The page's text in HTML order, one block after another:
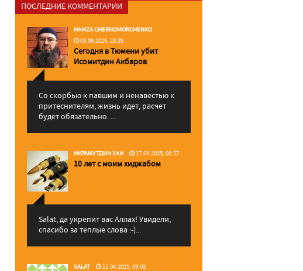
ПОСЛЕДНИЕ КОММЕНТАРИИ
HAMZA CHERNOMORCHENKO
03.06.2026, 23:29
Сегодня в Тюмени убит
Исомитдин Акбаров
Со скорбью к павшим и ненавестью к
притеснителям, жизнь идет, расчет
будет обязательно. ...
ИКРАМУТДИН ХАН 17.04.2025, 00:27
10 лет с моим хиджабом
Salat, да укрепит вас Аллаx! Увидели,
спасибо за теплые слова :-)...
SALAT 11.04.2025, 09:02